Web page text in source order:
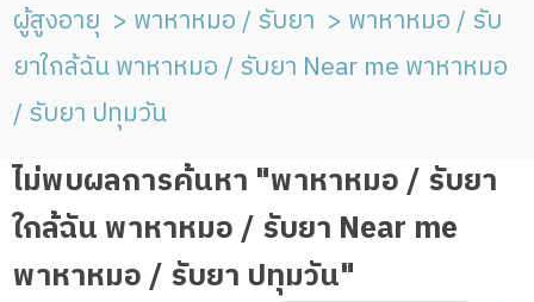
ผู้สูงอายุ พาหาหมอ / รับยา
พาหาหมอ / รับ
ยาใกล้ฉัน พาหาหมอ / รับยา Near me พาหาหมอ
/ รับยา ปทุมวัน
ไม่พบผลการค้นหา "พาหาหมอ / รับยา
ใกล้ฉัน พาหาหมอ / รับยา Near me
พาหาหมอ / รับยา ปทุมวัน"